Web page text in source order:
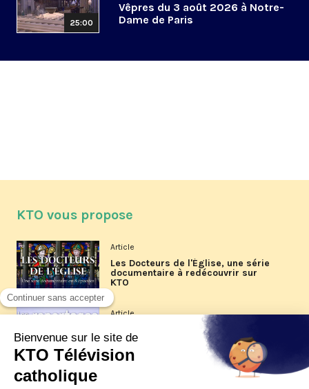
25:00
Vêpres du 3 août 2026 à Notre-
Dame de Paris
KTO vous propose
Article
Les Docteurs de l'Église, une série
documentaire à redécouvrir sur
KTO
Article
Les reportages d'été 2026 de KTO